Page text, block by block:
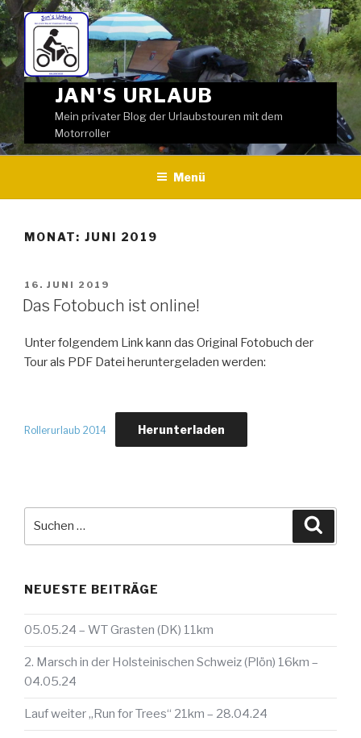
Weiter
zum
Inhalt
JAN'S URLAUB
Mein privater Blog der Urlaubstouren mit dem
Motorroller
Menü
MONAT: JUNI 2019
VERÖFFENTLICHT
AM
16. JUNI 2019
Das Fotobuch ist online!
Unter folgendem Link kann das Original Fotobuch der
Tour als PDF Datei heruntergeladen werden:
Rollerurlaub 2014 Herunterladen
NEUESTE BEITRÄGE
05.05.24 – WT Grasten (DK) 11km
2. Marsch in der Holsteinischen Schweiz (Plön) 16km –
04.05.24
Lauf weiter „Run for Trees“ 21km – 28.04.24